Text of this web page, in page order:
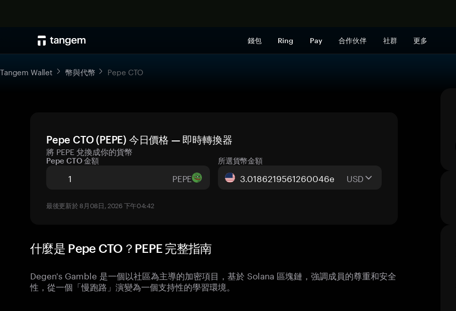
錢包 Ring Pay 合作伙伴 社群 更多
Tangem Wallet 幣與代幣 Pepe CTO
Pepe CTO (PEPE) 今日價格 — 即時轉換器
將 PEPE 兌換成你的貨幣
Pepe CTO 金額
PEPE
所選貨幣金額
USD
最後更新於 8月08日, 2026 下午04:42
什麼是 Pepe CTO？PEPE 完整指南
Degen's Gamble 是一個以社區為主導的加密項目，基於 Solana 區塊鏈，強調成員的尊重和安全
性，從一個「慢跑路」演變為一個支持性的學習環境。